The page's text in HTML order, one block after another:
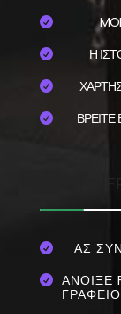

 Η


ΓΙΝΕ
 ΑΣ

ΆΝΟΙΞΕ